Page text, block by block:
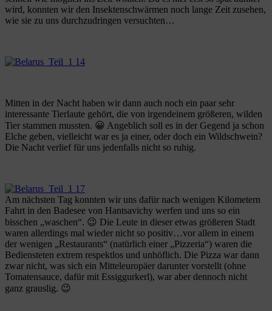
wird, konnten wir den Insektenschwärmen noch lange Zeit zusehen,
wie sie zu uns durchzudringen versuchten…
Mitten in der Nacht haben wir dann auch noch ein paar sehr
interessante Tierlaute gehört, die von irgendeinem größeren, wilden
Tier stammen mussten. 😀 Angeblich soll es in der Gegend ja schon
Elche geben, vielleicht war es ja einer, oder doch ein Wildschwein?
Die Nacht verlief für uns jedenfalls nicht so ruhig.
Am nächsten Tag konnten wir uns dafür nach wenigen Kilometern
Fahrt in den Badesee von Hantsavichy werfen und uns so ein
bisschen „waschen“. 😉 Die Leute in dieser etwas größeren Stadt
waren allerdings mal wieder nicht so positiv…vor allem in einem
der wenigen „Restaurants“ (natürlich einer „Pizzeria“) waren die
Bediensteten extrem respektlos und unhöflich. Die Pizza war dann
zwar nicht, was sich ein Mitteleuropäer darunter vorstellt (ohne
Tomatensauce, dafür mit Essiggurkerl), war aber dennoch nicht
ganz grauslig. 😉